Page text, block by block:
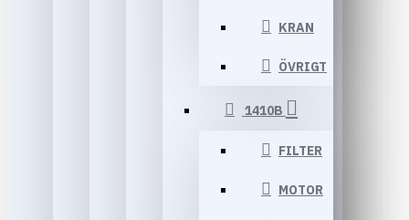
KRAN
ÖVRIGT
1410B
FILTER
MOTOR